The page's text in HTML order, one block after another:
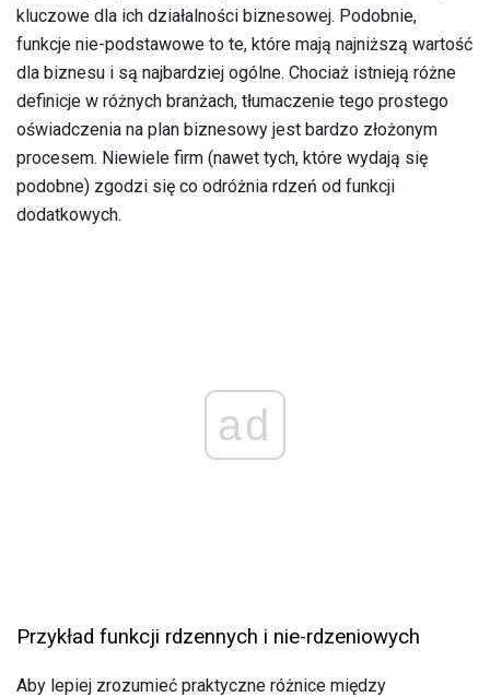
kluczowe dla ich działalności biznesowej. Podobnie,
funkcje nie-podstawowe to te, które mają najniższą wartość
dla biznesu i są najbardziej ogólne. Chociaż istnieją różne
definicje w różnych branżach, tłumaczenie tego prostego
oświadczenia na plan biznesowy jest bardzo złożonym
procesem. Niewiele firm (nawet tych, które wydają się
podobne) zgodzi się co odróżnia rdzeń od funkcji
dodatkowych.
ad
Przykład funkcji rdzennych i nie-rdzeniowych
Aby lepiej zrozumieć praktyczne różnice między